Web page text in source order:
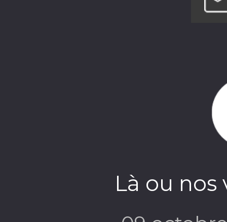
Là ou nos